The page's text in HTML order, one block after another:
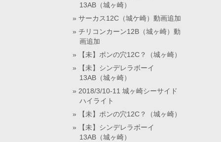
13AB（城ヶ崎）
サーカス12C（城ケ崎）動画追加
チリコンカーン12B（城ヶ崎）動
画追加
【未】ポンの穴12C？（城ヶ崎）
【未】シンデレラボーイ
13AB（城ヶ崎）
2018/3/10-11 城ヶ崎シーサイド
ハイライト
【未】ポンの穴12C？（城ヶ崎）
【未】シンデレラボーイ
13AB（城ヶ崎）